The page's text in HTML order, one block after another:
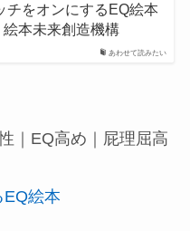
あわせて読みたい
チをオンにするEQ絵本
絵本未来創造機構
｜EQ高め｜屁理屈高
EQ絵本